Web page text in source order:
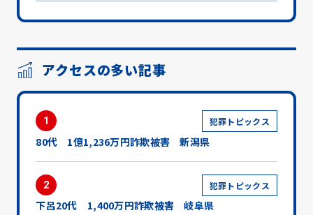
アクセスの多い記事
1 犯罪トピックス
80代 1億1,236万円詐欺被害 新潟県
2 犯罪トピックス
下呂20代 1,400万円詐欺被害 岐阜県